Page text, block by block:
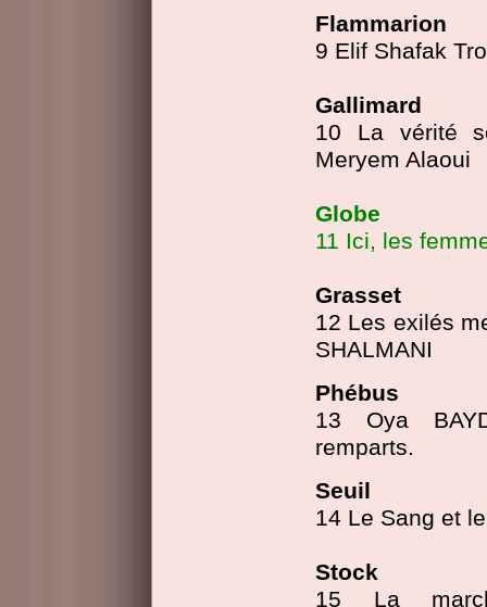
Flammarion
9 Elif Shafak
Gallimard
10 La vérité
Meryem Alaoui
Globe
11 Ici, les
Grasset
12 Les exilés
SHALMANI
Phébus
13 Oya
remparts.
Seuil
14 Le Sang et
Stock
15 La